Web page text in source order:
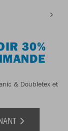
30%
& Doubletex et